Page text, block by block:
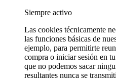
Siempre activo
Las cookies técnicamente
las funciones básicas de
ejemplo, para permitirte
compra o iniciar sesión en
que no podemos sacar
resultantes nunca se